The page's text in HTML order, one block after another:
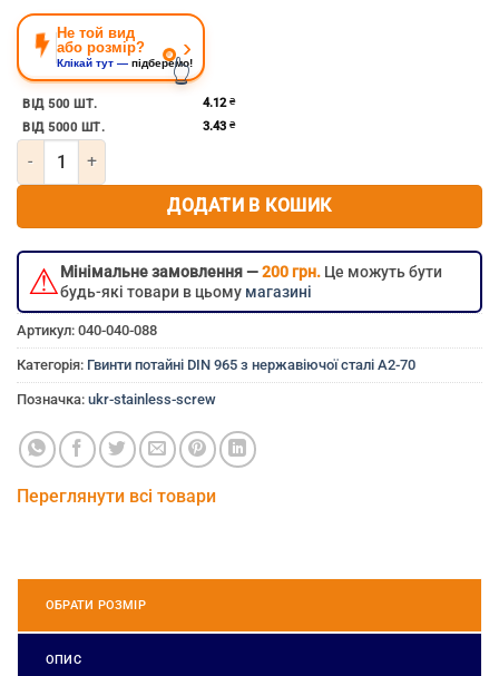
Не той вид
або розмір?
Клікай тут — підберемо!
›
👆
ВІД 500 ШТ. 4.12 ₴
ВІД 5000 ШТ. 3.43 ₴
Кількість Гвинт потайний з хрестоподібним шліцом м5х25 з
ДОДАТИ В КОШИК
⚠Мінімальне замовлення —200 грн. Це можуть бути
будь-які товари в цьому магазині
Артикул: 040-040-088
Категорія: Гвинти потайні DIN 965 з нержавіючої сталі A2-70
Позначка: ukr-stainless-screw
Переглянути всі товари
ОБРАТИ РОЗМІР
ОПИС